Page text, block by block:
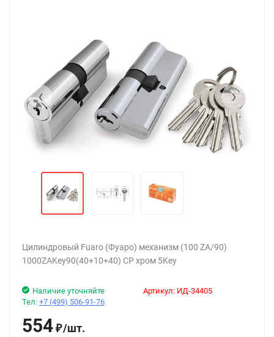
‹ ›
Цилиндровый Fuaro (Фуаро) механизм (100 ZA/90)
1000ZAKey90(40+10+40) CP хром 5Key
Артикул: ИД-34405
Наличие уточняйте
Тел: +7 (499) 506-91-76
554 ₽/шт.